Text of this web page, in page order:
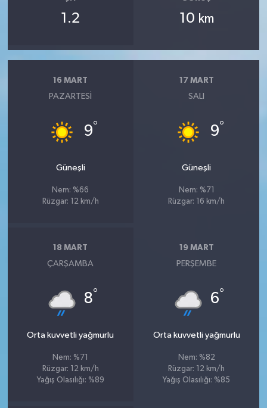
1.2 10 km
16 MART
PAZARTESI
9°
Güneşli
Nem: %66
Rüzgar: 12 km/h
17 MART
SALI
9°
Güneşli
Nem: %71
Rüzgar: 16 km/h
18 MART
ÇARŞAMBA
8°
Orta kuvvetli yağmurlu
Nem: %71
Rüzgar: 12 km/h
Yağış Olasılığı: %89
19 MART
PERŞEMBE
6°
Orta kuvvetli yağmurlu
Nem: %82
Rüzgar: 12 km/h
Yağış Olasılığı: %85